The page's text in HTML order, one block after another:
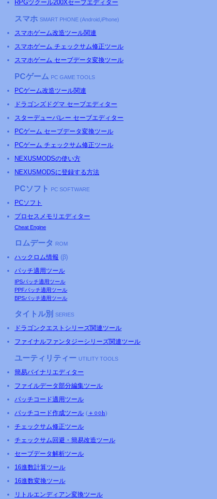
RPGツクール200Xセーブエディター
スマホ SMART PHONE (Android,iPhone)
スマホゲーム改造ツール関連
スマホゲーム チェックサム修正ツール
スマホゲーム セーブデータ変換ツール
PCゲーム PC GAME TOOLS
PCゲーム改造ツール関連
ドラゴンズドグマ セーブエディター
スターデューバレー セーブエディター
PCゲーム セーブデータ変換ツール
PCゲーム チェックサム修正ツール
NEXUSMODSの使い方
NEXUSMODSに登録する方法
PCソフト PC SOFTWARE
PCソフト
プロセスメモリエディター
Cheat Engine
ロムデータ ROM
ハックロム情報 (β)
パッチ適用ツール
IPSパッチ適用ツール
PPFパッチ適用ツール
BPSパッチ適用ツール
タイトル別 SERIES
ドラゴンクエストシリーズ関連ツール
ファイナルファンタジーシリーズ関連ツール
ユーティリティー UTILITY TOOLS
簡易バイナリエディター
ファイルデータ部分編集ツール
パッチコード適用ツール
パッチコード作成ツール ( ＋○○h)
チェックサム修正ツール
チェックサム回避・簡易改造ツール
セーブデータ解析ツール
16進数計算ツール
16進数変換ツール
リトルエンディアン変換ツール